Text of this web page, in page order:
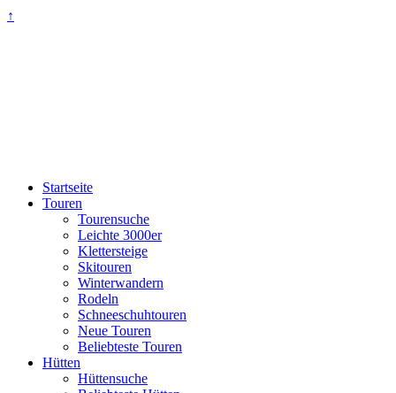
↑
Startseite
Touren
Tourensuche
Leichte 3000er
Klettersteige
Skitouren
Winterwandern
Rodeln
Schneeschuhtouren
Neue Touren
Beliebteste Touren
Hütten
Hüttensuche